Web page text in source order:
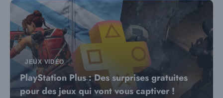
JEUX VIDÉO
PlayStation Plus : Des surprises gratuites
pour des jeux qui vont vous captiver !